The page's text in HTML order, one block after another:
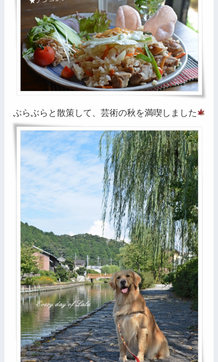
ぶらぶらと散策して、芸術の秋を満喫しました